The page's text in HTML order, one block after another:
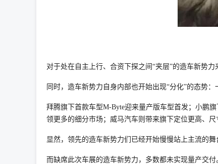
对于处在自主上行、合资下探之间“夹层”的造车新势
同时，造车新势力自身内部也开始出现“分化”的态势
拜腾旗下首款车型M-Byte迎来量产版车型首发；小鹏
领更多的细分市场；威马汽车则带来旗下定位更高、尺
显然，领先的造车新势力们已经开始慢慢站上主流的舞
而缺席此次车展的造车新势力，多数都未实现量产交